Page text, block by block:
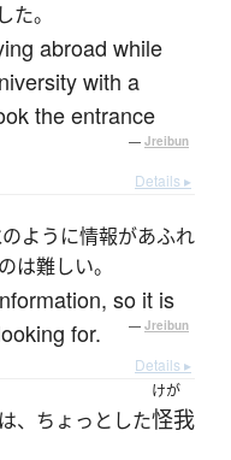
。
abroad while
with a
the entrance
— Jreibun
Details ▸
ように情報があふれ
は難しい。
so it is
for.
— Jreibun
Details ▸
、ちょっとした
けが
怪我